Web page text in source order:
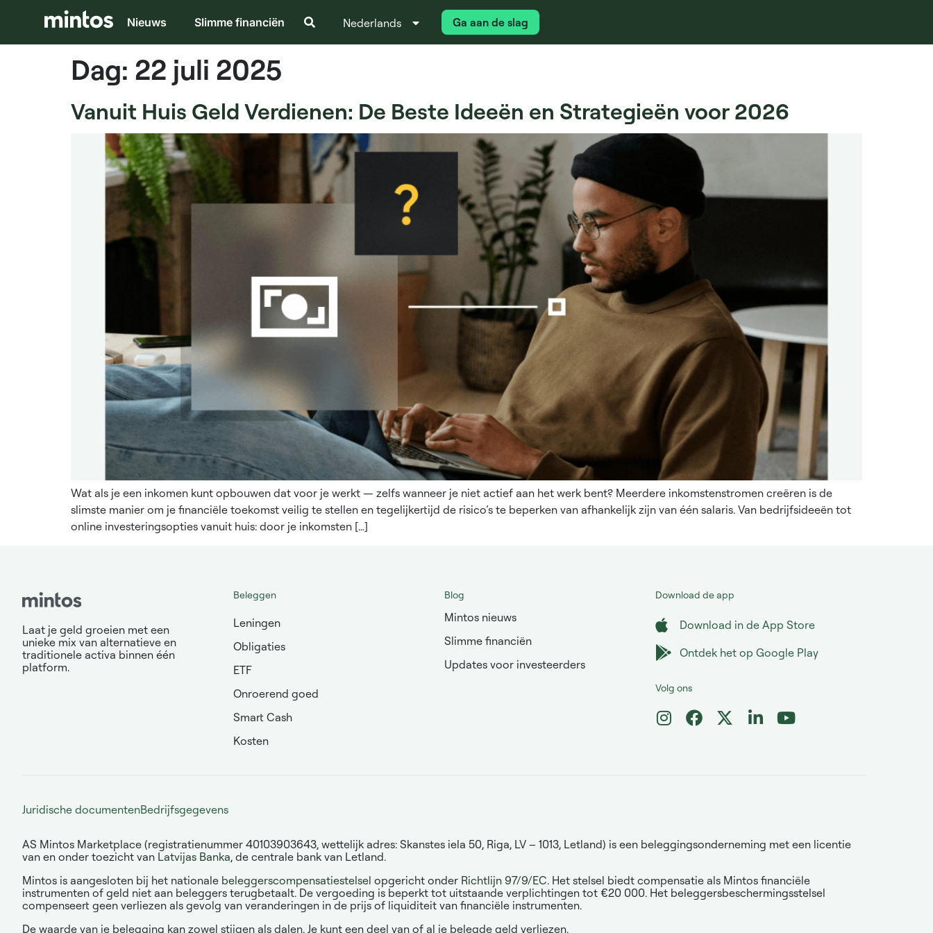
Nieuws Slimme financiën Nederlands
Italiano Ga aan de slag
Dag: 22 juli 2025
Vanuit Huis Geld Verdienen: De Beste Ideeën en Strategieën voor 2026
Wat als je een inkomen kunt opbouwen dat voor je werkt — zelfs wanneer je niet actief aan het werk bent? Meerdere inkomstenstromen creëren is de
slimste manier om je financiële toekomst veilig te stellen en tegelijkertijd de risico’s te beperken van afhankelijk zijn van één salaris. Van bedrijfsideeën tot
online investeringsopties vanuit huis: door je inkomsten […]
Laat je geld groeien met een
unieke mix van alternatieve en
traditionele activa binnen één
platform.
Beleggen
Leningen
Obligaties
ETF
Onroerend goed
Smart Cash
Kosten
Blog
Mintos nieuws
Slimme financiën
Updates voor investeerders
Download de app
Download in de App Store
Ontdek het op Google Play
Volg ons
Juridische documentenBedrijfsgegevens
AS Mintos Marketplace (registratienummer 40103903643, wettelijk adres: Skanstes iela 50, Riga, LV – 1013, Letland) is een beleggingsonderneming met een licentie
van en onder toezicht van Latvijas Banka, de centrale bank van Letland.
Mintos is aangesloten bij het nationale beleggerscompensatiestelsel opgericht onder Richtlijn 97/9/EC. Het stelsel biedt compensatie als Mintos financiële
instrumenten of geld niet aan beleggers terugbetaalt. De vergoeding is beperkt tot uitstaande verplichtingen tot €20 000. Het beleggersbeschermingsstelsel
compenseert geen verliezen als gevolg van veranderingen in de prijs of liquiditeit van financiële instrumenten.
De waarde van je belegging kan zowel stijgen als dalen. Je kunt een deel van of al je belegde geld verliezen.